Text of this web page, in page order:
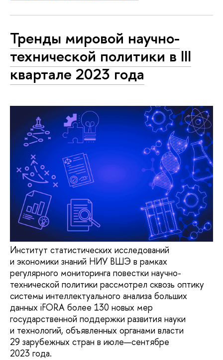
Тренды мировой научно-
технической политики в III
квартале 2023 года
Институт статистических исследований
и экономики знаний НИУ ВШЭ в рамках
регулярного мониторинга повестки научно-
технической политики рассмотрел сквозь оптику
системы интеллектуального анализа больших
данных iFORA более 130 новых мер
государственной поддержки развития науки
и технологий, объявленных органами власти
29 зарубежных стран в июле—сентябре
2023 года.